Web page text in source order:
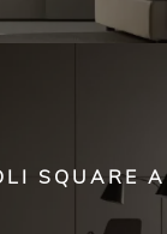
SQUARE A